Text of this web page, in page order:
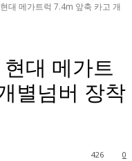
대 메가트럭 7.4m 앞축 카고 개
대 메가트
별넘버 장착
0
426